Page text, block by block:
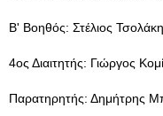
Β' Βοηθός: Στέλιος
4ος Διαιτητής: Γιώργος
Παρατηρητής: Δημήτρης